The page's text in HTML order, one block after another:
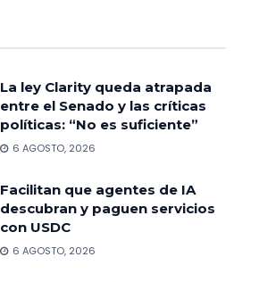
La ley Clarity queda atrapada
entre el Senado y las críticas
políticas: “No es suficiente”
6 AGOSTO, 2026
Facilitan que agentes de IA
descubran y paguen servicios
con USDC
6 AGOSTO, 2026